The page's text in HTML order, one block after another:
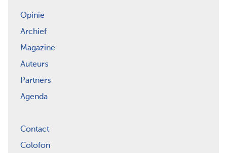
Opinie
Archief
Magazine
Auteurs
Partners
Agenda
Contact
Colofon